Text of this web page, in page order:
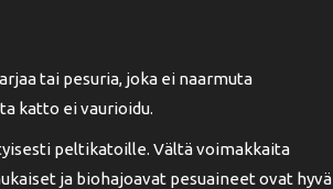
tai pesuria, joka ei naarmuta
katto ei vaurioidu.
peltikatoille. Vältä voimakkaita
ja biohajoavat pesuaineet ovat hyvä